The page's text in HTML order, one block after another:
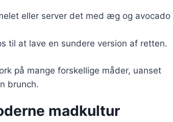
eller server det med æg og avocado
til at lave en sundere version af retten.
på mange forskellige måder, uanset
brunch.
madkultur